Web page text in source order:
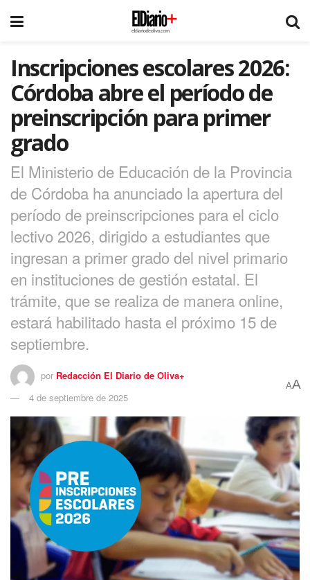
Inscripciones escolares 2026:
Córdoba abre el período de
preinscripción para primer
grado
El Ministerio de Educación de la Provincia
de Córdoba ha anunciado la apertura del
período de preinscripciones para el ciclo
lectivo 2026, dirigido a estudiantes que
ingresan a primer grado del nivel primario
en instituciones de gestión estatal. El
trámite, que se realiza de manera online,
estará habilitado hasta el próximo 15 de
septiembre.
por Redacción El Diario de Oliva+
4 de septiembre de 2025
AA